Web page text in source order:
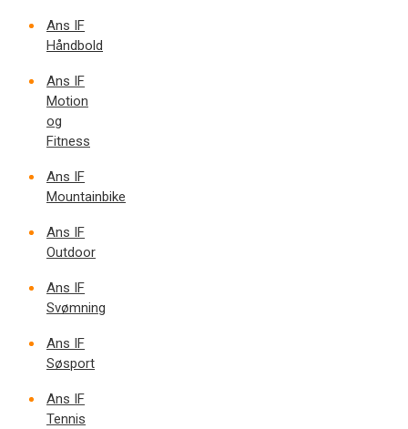
Ans IF
Håndbold
Ans IF
Motion
og
Fitness
Ans IF
Mountainbike
Ans IF
Outdoor
Ans IF
Svømning
Ans IF
Søsport
Ans IF
Tennis